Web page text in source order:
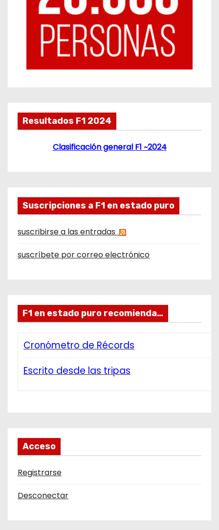
Resultados F1 2024
Clasificación general F1 ~2024
Suscripciones a F1 en estado puro
suscribirse a las entradas
suscríbete por correo electrónico
F1 en estado puro recomienda…
Cronómetro de Récords
Escrito desde las tripas
Acceso
Registrarse
Desconectar